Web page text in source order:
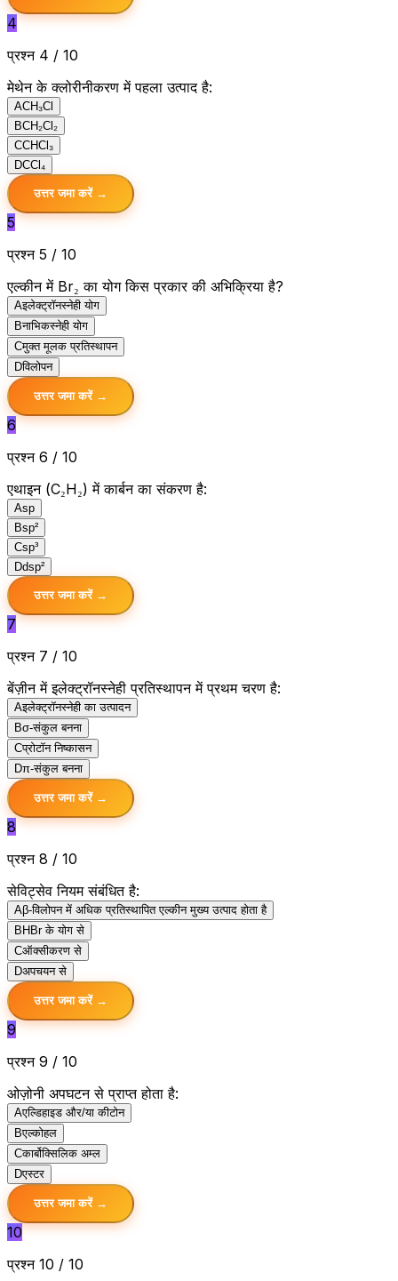
4
प्रश्न 4 / 10
मेथेन के क्लोरीनीकरण में पहला उत्पाद है:
ACH₃Cl
BCH₂Cl₂
CCHCl₃
DCCl₄
उत्तर जमा करें →
5
प्रश्न 5 / 10
एल्कीन में Br₂ का योग किस प्रकार की अभिक्रिया है?
Aइलेक्ट्रॉनस्नेही योग
Bनाभिकस्नेही योग
Cमुक्त मूलक प्रतिस्थापन
Dविलोपन
उत्तर जमा करें →
6
प्रश्न 6 / 10
एथाइन (C₂H₂) में कार्बन का संकरण है:
Asp
Bsp²
Csp³
Ddsp²
उत्तर जमा करें →
7
प्रश्न 7 / 10
बेंज़ीन में इलेक्ट्रॉनस्नेही प्रतिस्थापन में प्रथम चरण है:
Aइलेक्ट्रॉनस्नेही का उत्पादन
Bσ-संकुल बनना
Cप्रोटॉन निष्कासन
Dπ-संकुल बनना
उत्तर जमा करें →
8
प्रश्न 8 / 10
सेविट्सेव नियम संबंधित है:
Aβ-विलोपन में अधिक प्रतिस्थापित एल्कीन मुख्य उत्पाद होता है
B HBr के योग से
Cऑक्सीकरण से
Dअपचयन से
उत्तर जमा करें →
9
प्रश्न 9 / 10
ओज़ोनी अपघटन से प्राप्त होता है:
Aएल्डिहाइड और/या कीटोन
Bएल्कोहल
Cकार्बोक्सिलिक अम्ल
Dएस्टर
उत्तर जमा करें →
10
प्रश्न 10 / 10